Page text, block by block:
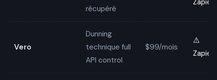
récupéré
Zapier
Vero
Dunning
technique full
API control
$99/mois
⚠️
Zapier